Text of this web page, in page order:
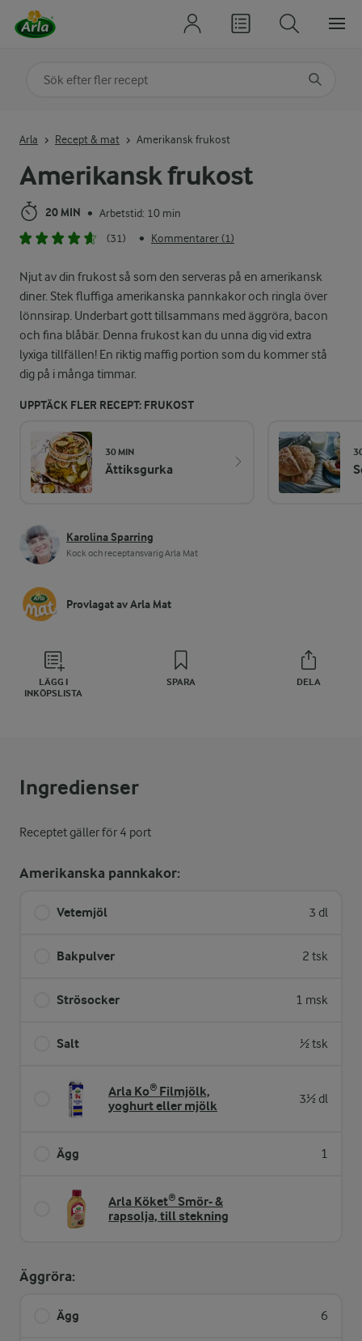
Amerikansk frukost
20 MIN • Arbetstid: 10 min
(31)
• Kommentarer (1)
Njut av din frukost så som den serveras på en amerikansk
diner. Stek fluffiga amerikanska pannkakor och ringla över
lönnsirap. Underbart gott tillsammans med äggröra, bacon
och fina blåbär. Denna frukost kan du unna dig vid extra
lyxiga tillfällen! En riktig maffig portion som du kommer stå
dig på i många timmar.
UPPTÄCK FLER RECEPT: FRUKOST
30 MIN
Ättiksgurka
Karolina Sparring
Kock och receptansvarig Arla Mat
Provlagat av Arla Mat
LÄGG I
INKÖPSLISTA
SPARA DELA
Arla Recept & mat Amerikansk frukost
Ingredienser
Receptet gäller för 4 port
Amerikanska pannkakor:
Vetemjöl 3 dl
Bakpulver 2 tsk
Strösocker 1 msk
Salt ½ tsk
Arla Ko® Filmjölk,
yoghurt eller mjölk
3½ dl
Ägg 1
Arla Köket® Smör- &
rapsolja, till stekning
Äggröra:
Ägg 6
Sök på kategori eller ingrediens